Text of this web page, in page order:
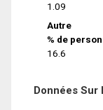
1.09
Autre
% de
16.6
Données Sur